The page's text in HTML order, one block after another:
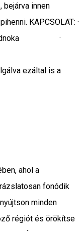
innen
KAPCSOLAT: ·
gondnoka ·
ezáltal is a
ahol a
fonódik
minden
régiót és örökítse